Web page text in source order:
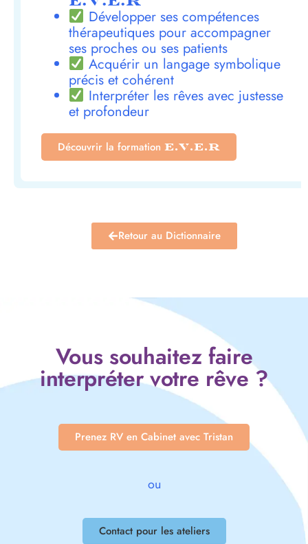
Développer ses compétences
thérapeutiques pour accompagner
ses proches ou ses patients
Acquérir un langage symbolique
précis et cohérent
Interpréter les rêves avec justesse
et profondeur
Découvrir la formation E.V.E.R
Retour au Dictionnaire
Vous souhaitez faire
interpréter votre rêve ?
Prenez RV en Cabinet avec Tristan
ou
Contact pour les ateliers